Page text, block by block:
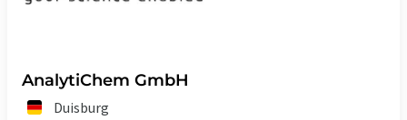
AnalytiChem GmbH
Duisburg